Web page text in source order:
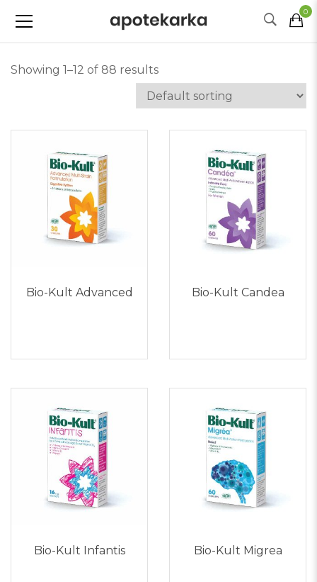
0
Showing 1–12 of 88 results
Bio-Kult Advanced Bio-Kult Candea
Bio-Kult Infantis Bio-Kult Migrea